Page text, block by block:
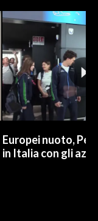
Europei nuoto,
in Italia con gli